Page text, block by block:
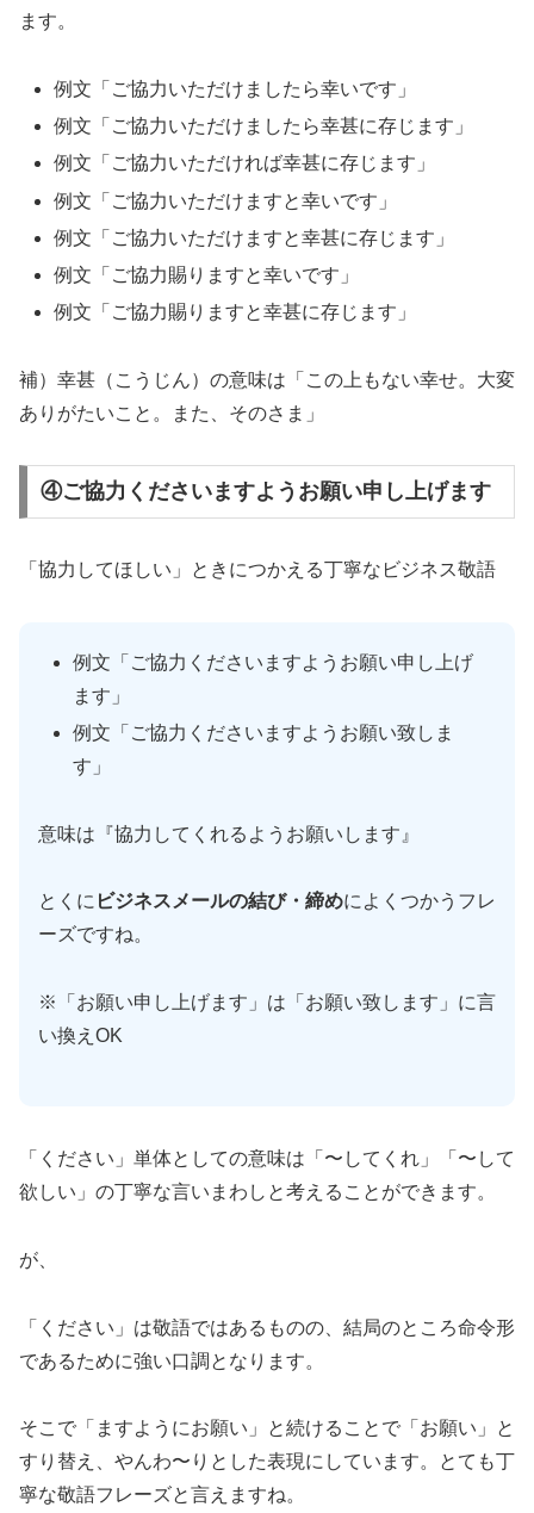
ます。
例文「ご協力いただけましたら幸いです」
例文「ご協力いただけましたら幸甚に存じます」
例文「ご協力いただければ幸甚に存じます」
例文「ご協力いただけますと幸いです」
例文「ご協力いただけますと幸甚に存じます」
例文「ご協力賜りますと幸いです」
例文「ご協力賜りますと幸甚に存じます」
補）幸甚（こうじん）の意味は「この上もない幸せ。大変
ありがたいこと。また、そのさま」
④ご協力くださいますようお願い申し上げます
「協力してほしい」ときにつかえる丁寧なビジネス敬語
例文「ご協力くださいますようお願い申し上げ
ます」
例文「ご協力くださいますようお願い致しま
す」
意味は『協力してくれるようお願いします』
とくに ビジネスメールの結び・締めによくつかうフレ
ーズですね。
※「お願い申し上げます」は「お願い致します」に言
い換えOK
「ください」単体としての意味は「〜してくれ」「〜して
欲しい」の丁寧な言いまわしと考えることができます。
が、
「ください」は敬語ではあるものの、結局のところ命令形
であるために強い口調となります。
そこで「ますようにお願い」と続けることで「お願い」と
すり替え、やんわ〜りとした表現にしています。とても丁
寧な敬語フレーズと言えますね。